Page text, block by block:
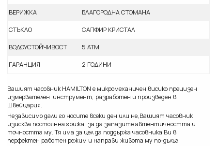
ВЕРИЖКА БЛАГОРОДНА СТОМАНА
СТЪКЛО САПФИР КРИСТАЛ
ВОДОУСТОЙЧИВОСТ 5 АТМ
ГАРАНЦИЯ 2 ГОДИНИ
Вашият часовник HAMILTON e микромеханичен висико прецизен
измервателен инструмент, разработен и произведен в
Швейцария.
Независимо дали го носите всеки ден или не,Вашият часовник
изисква постоянна грижа, за да запазите автентичността и
точността му. Тя има за цел да поддържа часовника Ви в
перфектен работен режим и направи живота му по-дълъг.